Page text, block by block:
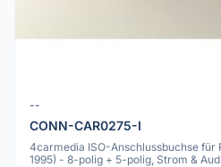
--
CONN-CAR0275-I
4carmedia ISO-Anschlussbuchse für
1995) - 8-polig + 5-polig, Strom & Aud